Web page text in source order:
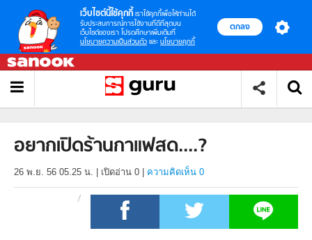
เว็บไซต์นี้ใช้คุกกี้ เราใช้คุกกี้เพื่อให้ท่านได้
รับประสบการณ์การใช้งานที่ดีที่สุดบน
เว็บไซต์ของเรา โปรดศึกษาเพิ่มเติมที่
นโยบายความเป็นส่วนตัว และ นโยบายคุกกี้
ตกลง
อยากเปิดร้านกาแฟสด....?
26 พ.ย. 56 05.25 น. เปิดอ่าน 0 ความคิดเห็น 0